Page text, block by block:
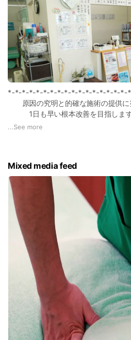
*-*-*-*-*-*-*-*-*-*-*-*-*-*-*-*-*-
原因の究明と的確な施術の提供に
1日も早い根本改善を目指します
*-*-*-*-*-*-*-*-*-*-*-*-*-*-*-*-*-
全ての患者様にご満足していただける
日々取り組んでおります。
≪ 多種多様な技術を駆使し根本改
−−−−−−−−−−−−−−−−−−−−−−−−−
人体構造の考え方やPNF・AKA・操体
SOT・カイロプラクティック等
様々な手技の中から患者様の症状に
適した施術をご提案いたします。
●マニピュレーション
筋繊維の方向と関節の動きをメイン
人体の構造力学に基づく技術で、
特に“急性の痛みにオススメ”です。
●カイロプラクティック
...See more
Mixed media feed